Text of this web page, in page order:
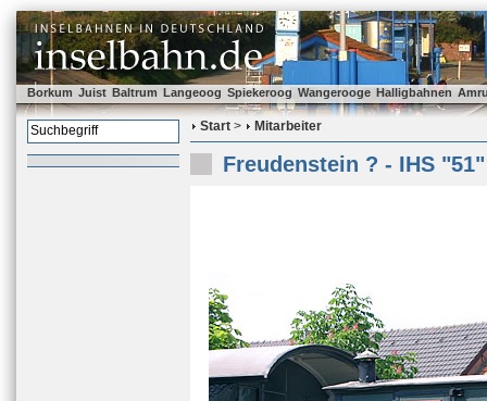
Borkum Juist Baltrum Langeoog Spiekeroog Wangerooge Halligbahnen
Start > Mitarbeiter
Freudenstein ? - IHS "51"